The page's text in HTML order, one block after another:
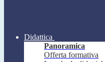
Didattica
Panoramica
Offerta formativa